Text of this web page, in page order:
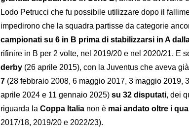
Lodo Petrucci che fu possibile utilizzare dopo il
impedirono che la squadra partisse da categorie
campionati su 6 in B prima di stabilizzarsi in A
rifinire in B per 2 volte, nel 2019/20 e nel 2020/21. E
derby (26 aprile 2015), con la Juventus che aveva
7 (28 febbraio 2008, 6 maggio 2017, 3 maggio 2019,
aprile 2024 e 11 gennaio 2025) su 32 disputati, dei
riguarda la Coppa Italia non è mai andato oltre i
2017/18, 2019/20 e 2022/23).